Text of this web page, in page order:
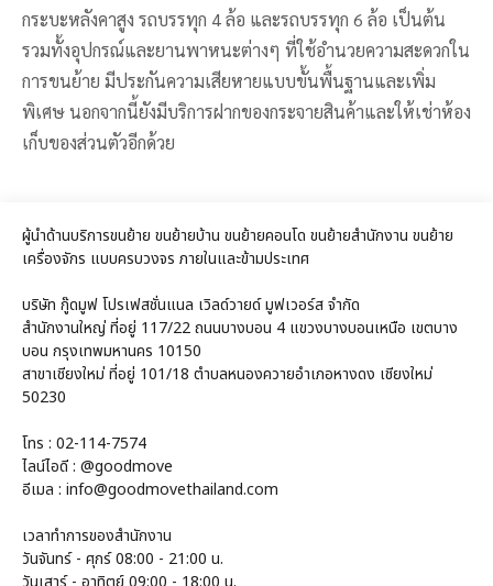
กระบะหลังคาสูง รถบรรทุก 4 ล้อ และรถบรรทุก 6 ล้อ เป็นต้น
รวมทั้งอุปกรณ์และยานพาหนะต่างๆ ที่ใช้อำนวยความสะดวกใน
การขนย้าย มีประกันความเสียหายแบบขั้นพื้นฐานและเพิ่ม
พิเศษ นอกจากนี้ยังมีบริการฝากของกระจายสินค้าและให้เช่าห้อง
เก็บของส่วนตัวอีกด้วย
ผู้นำด้านบริการขนย้าย ขนย้ายบ้าน ขนย้ายคอนโด ขนย้ายสำนักงาน ขนย้าย
เครื่องจักร แบบครบวงจร ภายในและข้ามประเทศ
บริษัท กู๊ดมูฟ โปรเฟสชั่นแนล เวิลด์วายด์ มูฟเวอร์ส จำกัด
สำนักงานใหญ่ ที่อยู่ 117/22 ถนนบางบอน 4 แขวงบางบอนเหนือ เขตบาง
บอน กรุงเทพมหานคร 10150
สาขาเชียงใหม่ ที่อยู่ 101/18 ตำบลหนองควายอำเภอหางดง เชียงใหม่
50230
โทร : 02-114-7574
ไลน์ไอดี : @goodmove
อีเมล : info@goodmovethailand.com
เวลาทำการของสำนักงาน
วันจันทร์ - ศุกร์ 08:00 - 21:00 น.